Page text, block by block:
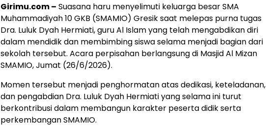
Girimu.com – Suasana haru menyelimuti keluarga besar SMA
Muhammadiyah 10 GKB (SMAMIO) Gresik saat melepas purna tugas
Dra. Luluk Dyah Hermiati, guru Al Islam yang telah mengabdikan diri
dalam mendidik dan membimbing siswa selama menjadi bagian dari
sekolah tersebut. Acara perpisahan berlangsung di Masjid Al Mizan
SMAMIO, Jumat (26/6/2026).
Momen tersebut menjadi penghormatan atas dedikasi, keteladanan,
dan pengabdian Dra. Luluk Dyah Hermiati yang selama ini turut
berkontribusi dalam membangun karakter peserta didik serta
perkembangan SMAMIO.